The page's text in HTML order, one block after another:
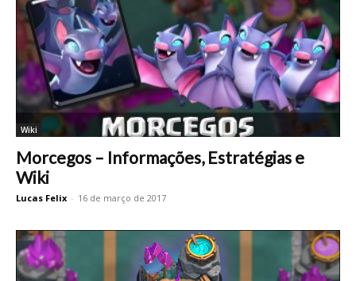
Wiki
Morcegos – Informações, Estratégias e
Wiki
Lucas Felix - 16 de março de 2017